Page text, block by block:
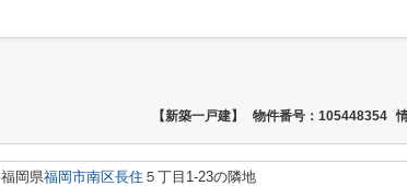
【新築一戸建】 物件番号：105448354
福岡県福岡市南区長住 ５丁目1-23の隣地